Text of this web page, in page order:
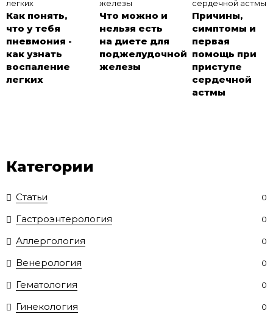
Как понять,
что у тебя
пневмония -
как узнать
воспаление
легких
Что можно и
нельзя есть
на диете для
поджелудочной
железы
Причины,
симптомы и
первая
помощь при
приступе
сердечной
астмы
Категории
Статьи 0
Гастроэнтерология 0
Аллергология 0
Венерология 0
Гематология 0
Гинекология 0